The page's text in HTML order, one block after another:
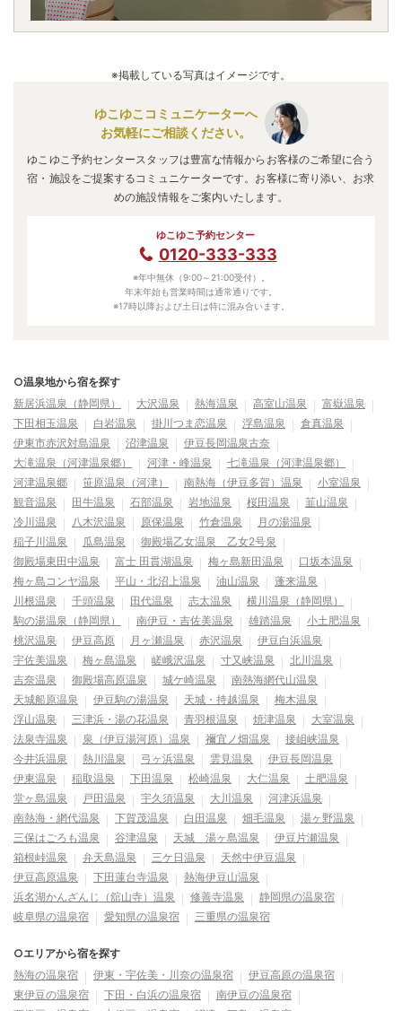
※掲載している写真はイメージです。
ゆこゆこコミュニケーターへ
お気軽にご相談ください。
ゆこゆこ予約センタースタッフは豊富な情報からお客様のご希望に合う
宿・施設をご提案するコミュニケーターです。お客様に寄り添い、お求
めの施設情報をご案内いたします。
ゆこゆこ予約センター
0120-333-333
※年中無休（9:00～21:00受付）。
年末年始も営業時間は通常通りです。
※17時以降および土日は特に混み合います。
○温泉地から宿を探す
新居浜温泉（静岡県）
大沢温泉 熱海温泉 高室山温泉
富嶽温泉
下田相玉温泉
白岩温泉 掛川つま恋温泉 浮島温泉
倉真温泉
伊東市赤沢対島温泉
沼津温泉
伊豆長岡温泉古奈
大滝温泉（河津温泉郷）
河津・峰温泉
七滝温泉（河津温泉郷）
河津温泉郷
笹原温泉（河津） 南熱海（伊豆多賀）温泉
小室温泉
観音温泉
田牛温泉 石部温泉 岩地温泉 桜田温泉
韮山温泉
冷川温泉
八木沢温泉 原保温泉 竹倉温泉
月の湯温泉
稲子川温泉
瓜島温泉
御殿場乙女温泉 乙女2号泉
御殿場東田中温泉
富士 田貫湖温泉 梅ヶ島新田温泉
口坂本温泉
梅ヶ島コンヤ温泉
平山・北沼上温泉 油山温泉
蓬来温泉
川根温泉
千頭温泉 田代温泉 志太温泉
横川温泉（静岡県）
駒の湯温泉（静岡県）
南伊豆・吉佐美温泉 雄踏温泉
小土肥温泉
桃沢温泉
伊豆高原 月ヶ瀬温泉 赤沢温泉
伊豆白浜温泉
宇佐美温泉
梅ヶ島温泉 嵯峨沢温泉 寸又峡温泉
北川温泉
吉奈温泉
御殿場高原温泉 城ケ崎温泉
南熱海網代山温泉
天城船原温泉
伊豆駒の湯温泉 天城・持越温泉
梅木温泉
浮山温泉
三津浜・湯の花温泉 青羽根温泉 焼津温泉
大室温泉
法泉寺温泉
泉（伊豆湯河原）温泉 禰宜ノ畑温泉
接岨峡温泉
今井浜温泉
熱川温泉 弓ヶ浜温泉 雲見温泉
伊豆長岡温泉
伊東温泉
稲取温泉 下田温泉 松崎温泉 大仁温泉
土肥温泉
堂ヶ島温泉
戸田温泉 宇久須温泉 大川温泉
河津浜温泉
南熱海・網代温泉
下賀茂温泉 白田温泉 畑毛温泉
湯ヶ野温泉
三保はごろも温泉
谷津温泉 天城 湯ヶ島温泉
伊豆片瀬温泉
箱根峠温泉
弁天島温泉 三ケ日温泉
天然中伊豆温泉
伊豆高原温泉
下田蓮台寺温泉
熱海伊豆山温泉
浜名湖かんざんじ（舘山寺）温泉
修善寺温泉
静岡県の温泉宿
岐阜県の温泉宿
愛知県の温泉宿 三重県の温泉宿
○エリアから宿を探す
熱海の温泉宿
伊東・宇佐美・川奈の温泉宿
伊豆高原の温泉宿
東伊豆の温泉宿
下田・白浜の温泉宿
南伊豆の温泉宿